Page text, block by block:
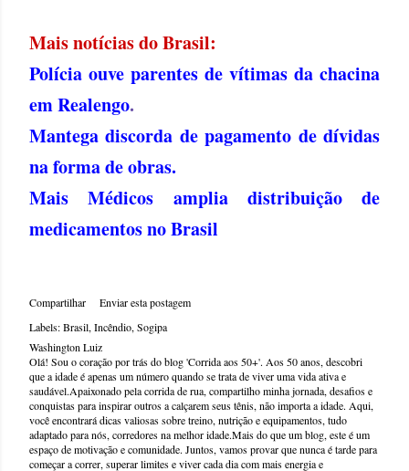
Mais notícias do Brasil:
Polícia ouve parentes de vítimas da chacina
em Realengo.
Mantega discorda de pagamento de dívidas
na forma de obras.
Mais Médicos amplia distribuição de
medicamentos no Brasil
Compartilhar
Enviar esta postagem
Labels:Brasil Incêndio Sogipa
Washington Luiz
Olá! Sou o coração por trás do blog 'Corrida aos 50+'. Aos 50 anos, descobri
que a idade é apenas um número quando se trata de viver uma vida ativa e
saudável.Apaixonado pela corrida de rua, compartilho minha jornada, desafios e
conquistas para inspirar outros a calçarem seus tênis, não importa a idade. Aqui,
você encontrará dicas valiosas sobre treino, nutrição e equipamentos, tudo
adaptado para nós, corredores na melhor idade.Mais do que um blog, este é um
espaço de motivação e comunidade. Juntos, vamos provar que nunca é tarde para
começar a correr, superar limites e viver cada dia com mais energia e